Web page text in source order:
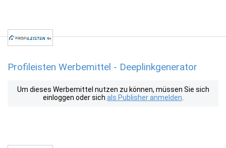
Profileisten Werbemittel - Deeplinkgenerator
Um dieses Werbemittel nutzen zu können, müssen Sie sich
einloggen oder sich als Publisher anmelden